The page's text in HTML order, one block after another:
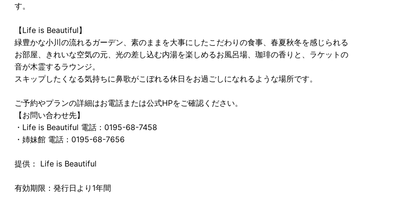
す。
【Life is Beautiful】
緑豊かな小川の流れるガーデン、素のままを大事にしたこだわりの食事、春夏秋冬を感じられる
お部屋、きれいな空気の元、光の差し込む内湯を楽しめるお風呂場、珈琲の香りと、ラケットの
音が木霊するラウンジ。
スキップしたくなる気持ちに鼻歌がこぼれる休日をお過ごしになれるような場所です。
ご予約やプランの詳細はお電話または公式HPをご確認ください。
【お問い合わせ先】
・Life is Beautiful 電話：0195-68-7458
・姉妹館 電話：0195-68-7656
提供： Life is Beautiful
有効期限：発行日より1年間